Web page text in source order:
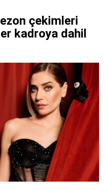
çekimleri
kadroya dahil